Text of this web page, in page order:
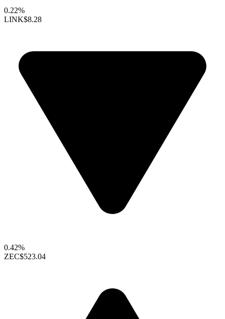
0.22%
LINK$8.28
0.42%
ZEC$523.04